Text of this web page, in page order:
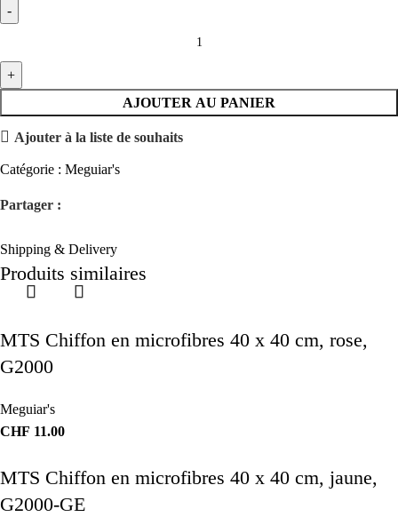
AJOUTER AU PANIER
Ajouter à la liste de souhaits
Catégorie : Meguiar's
Partager :
Shipping & Delivery
Produits similaires
MTS Chiffon en microfibres 40 x 40 cm, rose,
G2000
Meguiar's
CHF 11.00
MTS Chiffon en microfibres 40 x 40 cm, jaune,
G2000-GE